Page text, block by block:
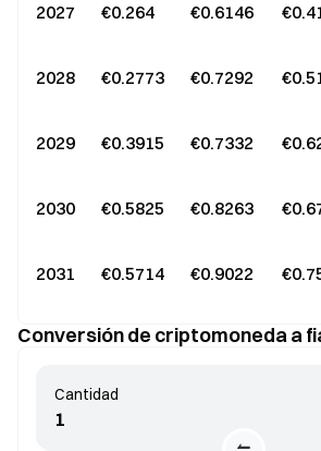
2027 €0.264 €0.6146
2028 €0.2773 €0.7292
2029 €0.3915 €0.7332
2030 €0.5825 €0.8263
2031 €0.5714 €0.9022
Conversión de criptomoneda a
Cantidad